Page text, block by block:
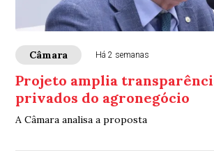
Câmara Há 2 semanas
Projeto amplia
privados do agronegócio
A Câmara analisa a proposta